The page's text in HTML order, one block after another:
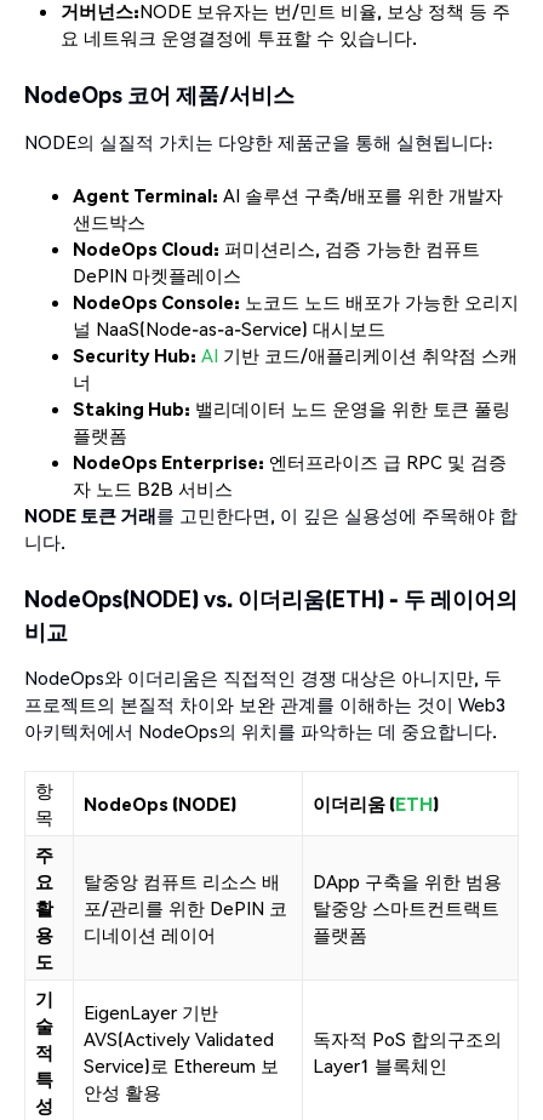
거버넌스:NODE 보유자는 번/민트 비율, 보상 정책 등 주
요 네트워크 운영결정에 투표할 수 있습니다.
NodeOps 코어 제품/서비스
NODE의 실질적 가치는 다양한 제품군을 통해 실현됩니다:
Agent Terminal: AI 솔루션 구축/배포를 위한 개발자
샌드박스
NodeOps Cloud: 퍼미션리스, 검증 가능한 컴퓨트
DePIN 마켓플레이스
NodeOps Console: 노코드 노드 배포가 가능한 오리지
널 NaaS(Node-as-a-Service) 대시보드
Security Hub: AI 기반 코드/애플리케이션 취약점 스캐
너
Staking Hub: 밸리데이터 노드 운영을 위한 토큰 풀링
플랫폼
NodeOps Enterprise: 엔터프라이즈 급 RPC 및 검증
자 노드 B2B 서비스
NODE 토큰 거래를 고민한다면, 이 깊은 실용성에 주목해야 합
니다.
NodeOps(NODE) vs. 이더리움(ETH) - 두 레이어의
비교
NodeOps와 이더리움은 직접적인 경쟁 대상은 아니지만, 두
프로젝트의 본질적 차이와 보완 관계를 이해하는 것이 Web3
아키텍처에서 NodeOps의 위치를 파악하는 데 중요합니다.
항
목
NodeOps (NODE) 이더리움 (ETH)
주
요
활
용
도
탈중앙 컴퓨트 리소스 배
포/관리를 위한 DePIN 코
디네이션 레이어
DApp 구축을 위한 범용
탈중앙 스마트컨트랙트
플랫폼
기
술
적
특
성
EigenLayer 기반
AVS(Actively Validated
Service)로 Ethereum 보
안성 활용
독자적 PoS 합의구조의
Layer1 블록체인